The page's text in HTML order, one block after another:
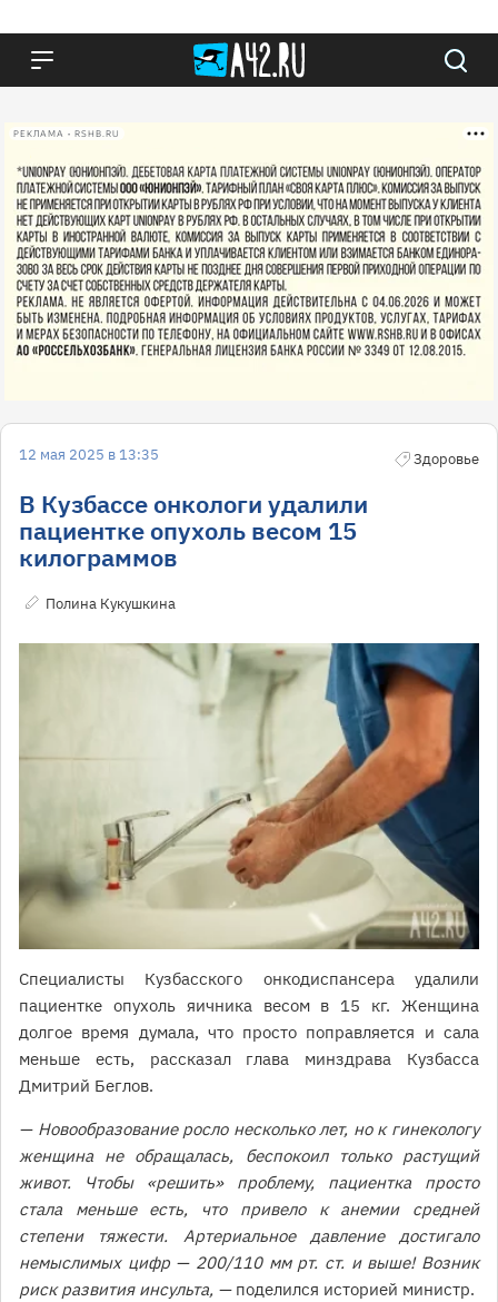
РЕКЛАМА • RSHB.RU
12 мая 2025 в 13:35 Здоровье
В Кузбассе онкологи удалили
пациентке опухоль весом 15
килограммов
Полина Кукушкина
Специалисты Кузбасского онкодиспансера удалили
пациентке опухоль яичника весом в 15 кг. Женщина
долгое время думала, что просто поправляется и сала
меньше есть, рассказал глава минздрава Кузбасса
Дмитрий Беглов.
— Новообразование росло несколько лет, но к гинекологу
женщина не обращалась, беспокоил только растущий
живот. Чтобы «решить» проблему, пациентка просто
стала меньше есть, что привело к анемии средней
степени тяжести. Артериальное давление достигало
немыслимых цифр — 200/110 мм рт. ст. и выше! Возник
риск развития инсульта, —поделился историей министр.